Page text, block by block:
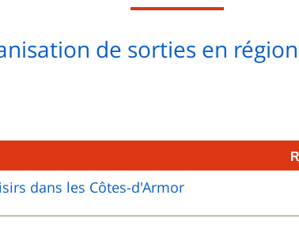
de sorties en
dans les Côtes-d'Armor